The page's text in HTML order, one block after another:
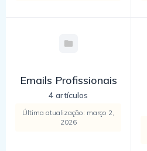
Emails Profissionais
4 artículos
Última atualização: março 2,
2026